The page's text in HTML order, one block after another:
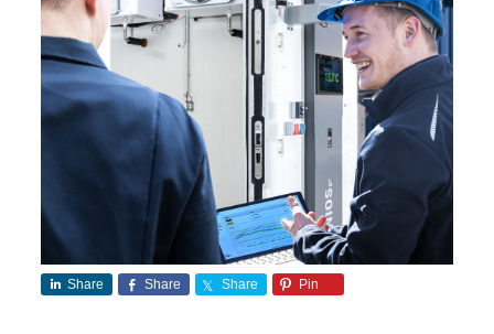
Share Share Share Pin